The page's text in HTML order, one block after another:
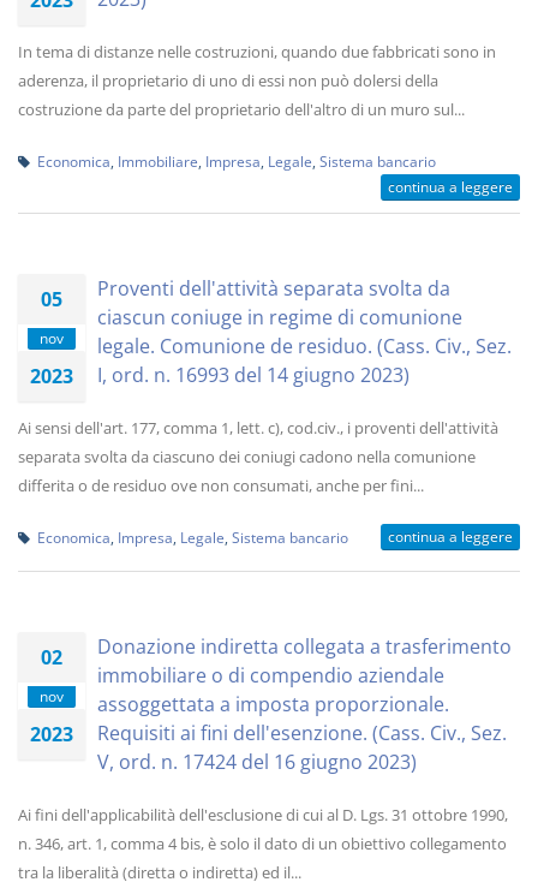
In tema di distanze nelle costruzioni, quando due fabbricati sono in
aderenza, il proprietario di uno di essi non può dolersi della
costruzione da parte del proprietario dell'altro di un muro sul...
Economica Immobiliare Impresa Legale Sistema bancario
continua a leggere
05
nov
2023
Proventi dell'attività separata svolta da
ciascun coniuge in regime di comunione
legale. Comunione de residuo. (Cass. Civ., Sez.
I, ord. n. 16993 del 14 giugno 2023)
Ai sensi dell'art. 177, comma 1, lett. c), cod.civ., i proventi dell'attività
separata svolta da ciascuno dei coniugi cadono nella comunione
differita o de residuo ove non consumati, anche per fini...
Economica Impresa Legale Sistema bancario continua a leggere
02
nov
2023
Donazione indiretta collegata a trasferimento
immobiliare o di compendio aziendale
assoggettata a imposta proporzionale.
Requisiti ai fini dell'esenzione. (Cass. Civ., Sez.
V, ord. n. 17424 del 16 giugno 2023)
Ai fini dell'applicabilità dell'esclusione di cui al D. Lgs. 31 ottobre 1990,
n. 346, art. 1, comma 4 bis, è solo il dato di un obiettivo collegamento
tra la liberalità (diretta o indiretta) ed il...